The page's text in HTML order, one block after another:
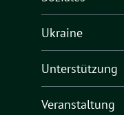
Ukraine
Unterstützung
Veranstaltung